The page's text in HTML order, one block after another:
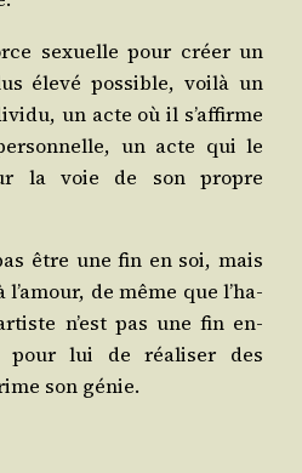
sexuelle pour créer un
éle­vé pos­sible, voi­là un
un acte où il s’af­firme
un acte qui le
la voie de son propre
être une fin en soi, mais
l’a­mour, de même que l’ha­
n’est pas une fin en-
pour lui de réa­li­ser des
son génie.